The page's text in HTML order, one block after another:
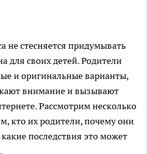
не стесняется придумывать
для своих детей. Родители
и оригинальные варианты,
внимание и вызывают
Рассмотрим несколько
кто их родители, почему они
последствия это может